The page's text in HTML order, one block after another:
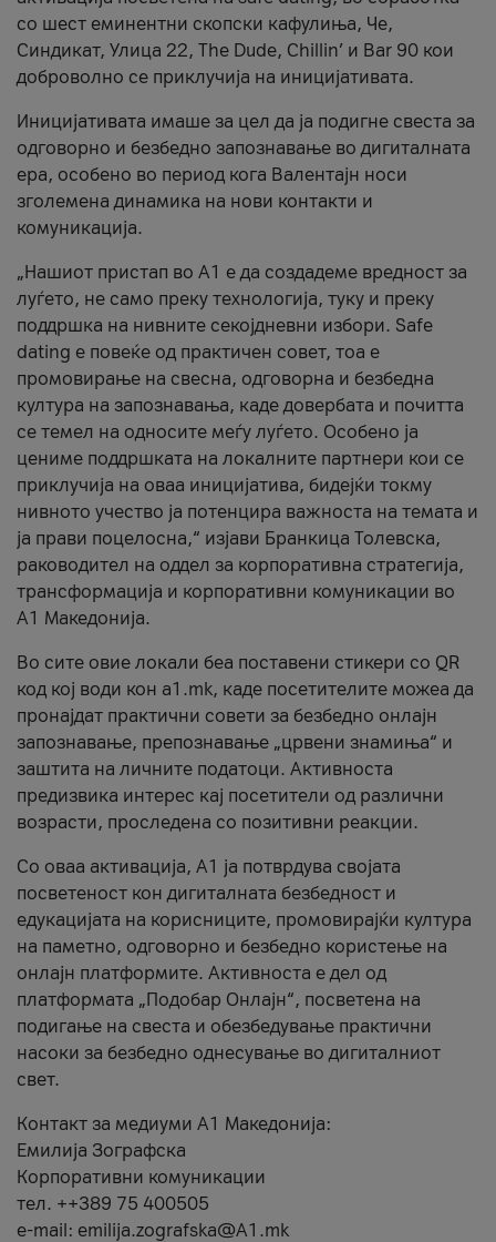
со шест еминентни скопски кафулиња, Че,
Синдикат, Улица 22, The Dude, Chillin’ и Bar 90 кои
доброволно се приклучија на иницијативата.
Иницијативата имаше за цел да ја подигне свеста за
одговорно и безбедно запознавање во дигиталната
ера, особено во период кога Валентајн носи
зголемена динамика на нови контакти и
комуникација.
„Нашиот пристап во А1 е да создадеме вредност за
луѓето, не само преку технологија, туку и преку
поддршка на нивните секојдневни избори. Safe
dating е повеќе од практичен совет, тоа е
промовирање на свесна, одговорна и безбедна
култура на запознавања, каде довербата и почитта
се темел на односите меѓу луѓето. Особено ја
цениме поддршката на локалните партнери кои се
приклучија на оваа иницијатива, бидејќи токму
нивното учество ја потенцира важноста на темата и
ја прави поцелосна,“ изјави Бранкица Толевска,
раководител на оддел за корпоративна стратегија,
трансформација и корпоративни комуникации во
А1 Македонија.
Во сите овие локали беа поставени стикери со QR
код кој води кон a1.mk, каде посетителите можеа да
пронајдат практични совети за безбедно онлајн
запознавање, препознавање „црвени знамиња“ и
заштита на личните податоци. Активноста
предизвика интерес кај посетители од различни
возрасти, проследена со позитивни реакции.
Со оваа активација, А1 ја потврдува својата
посветеност кон дигиталната безбедност и
едукацијата на корисниците, промовирајќи култура
на паметно, одговорно и безбедно користење на
онлајн платформите. Активноста е дел од
платформата „Подобар Онлајн“, посветена на
подигање на свеста и обезбедување практични
насоки за безбедно однесување во дигиталниот
свет.
Контакт за медиуми А1 Македонија:
Емилија Зографска
Корпоративни комуникации
тел. ++389 75 400505
e-mail: emilija.zografska@A1.mk